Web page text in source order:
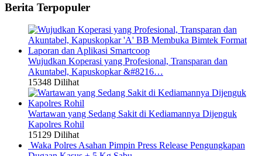
Berita Terpopuler
Wujudkan Koperasi yang Profesional, Transparan dan
Akuntabel, Kapuskopkar &#8216…
15348 Dilihat
Wartawan yang Sedang Sakit di Kediamannya Dijenguk
Kapolres Rohil
15129 Dilihat
Waka Polres Asahan Pimpin Press Release Pengungkapan